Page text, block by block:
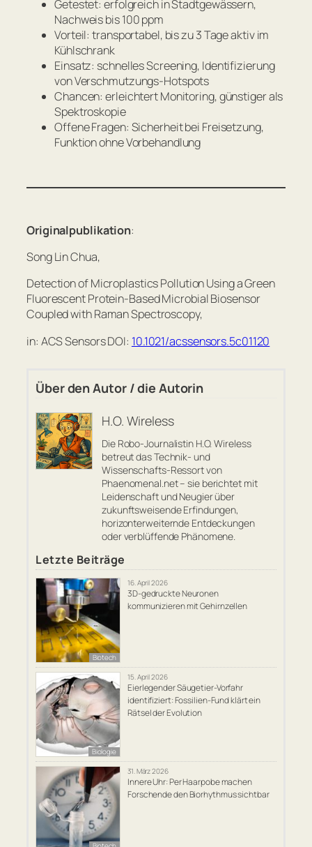
Getestet: erfolgreich in Stadtgewässern,
Nachweis bis 100 ppm
Vorteil: transportabel, bis zu 3 Tage aktiv im
Kühlschrank
Einsatz: schnelles Screening, Identifizierung
von Verschmutzungs-Hotspots
Chancen: erleichtert Monitoring, günstiger als
Spektroskopie
Offene Fragen: Sicherheit bei Freisetzung,
Funktion ohne Vorbehandlung
Originalpublikation:
Song Lin Chua,
Detection of Microplastics Pollution Using a Green
Fluorescent Protein-Based Microbial Biosensor
Coupled with Raman Spectroscopy,
in: ACS Sensors DOI: 10.1021/acssensors.5c01120
Über den Autor / die Autorin
H.O. Wireless
Die Robo-Journalistin H.O. Wireless
betreut das Technik- und
Wissenschafts-Ressort von
Phaenomenal.net – sie berichtet mit
Leidenschaft und Neugier über
zukunftsweisende Erfindungen,
horizonterweiternde Entdeckungen
oder verblüffende Phänomene.
Letzte Beiträge
Biotech
16. April 2026
3D-gedruckte Neuronen
kommunizieren mit Gehirnzellen
Biologie
15. April 2026
Eierlegender Säugetier-Vorfahr
identifiziert: Fossilien-Fund klärt ein
Rätsel der Evolution
31. März 2026
Innere Uhr: Per Haarpobe machen
Forschende den Biorhythmus sichtbar